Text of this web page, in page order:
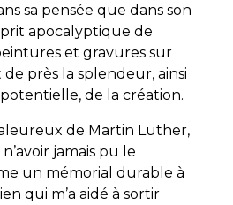
sa pensée que dans son
apocalyptique de
et gravures sur
près la splendeur, ainsi
de la création.
de Martin Luther,
jamais pu le
un mémorial durable à
qui m’a aidé à sortir